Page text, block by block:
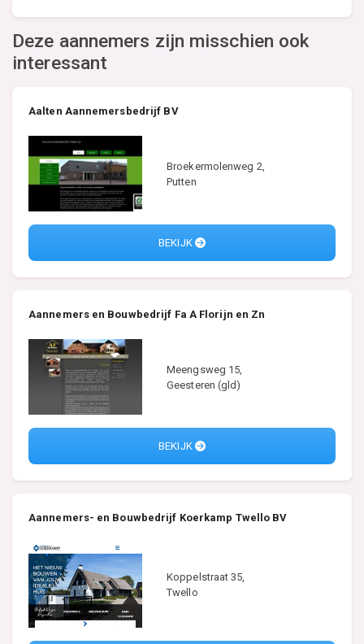
Deze aannemers zijn misschien ook
interessant
Aalten Aannemersbedrijf BV
Broekermolenweg 2,
Putten
BEKIJK
Aannemers en Bouwbedrijf Fa A Florijn en Zn
Meengsweg 15,
Geesteren (gld)
BEKIJK
Aannemers- en Bouwbedrijf Koerkamp Twello BV
Koppelstraat 35,
Twello